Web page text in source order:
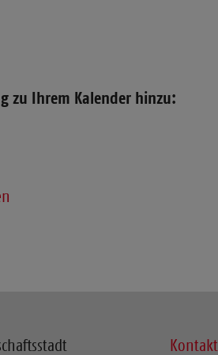
zu Ihrem Kalender hinzu:
Kontakt